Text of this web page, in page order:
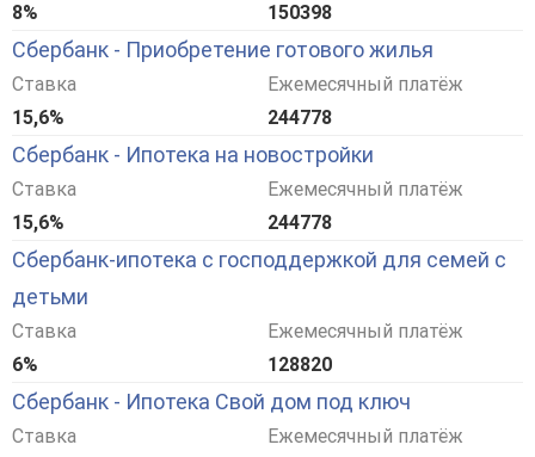
8%
150398
Сбербанк - Приобретение готового жилья
Ставка
15,6%
Ежемесячный платёж
244778
Сбербанк - Ипотека на новостройки
Ставка
15,6%
Ежемесячный платёж
244778
Сбербанк-ипотека с господдержкой для семей с
детьми
Ставка
6%
Ежемесячный платёж
128820
Сбербанк - Ипотека Свой дом под ключ
Ставка
Ежемесячный платёж